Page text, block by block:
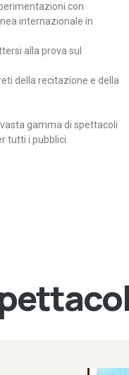
con
internazionale in
alla prova sul
della recitazione e della
gamma di spettacoli
tutti i pubblici.